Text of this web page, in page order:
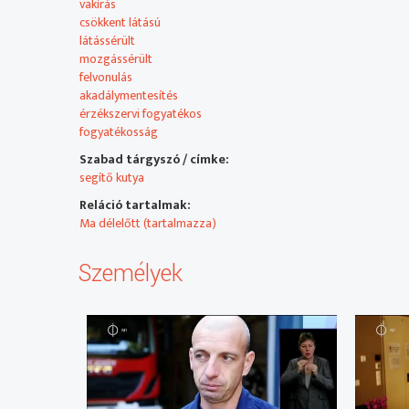
csökkent látású
látássérült
mozgássérült
felvonulás
akadálymentesítés
érzékszervi fogyatékos
fogyatékosság
Szabad tárgyszó / címke:
segítő kutya
Reláció tartalmak:
Ma délelőtt (tartalmazza)
Személyek